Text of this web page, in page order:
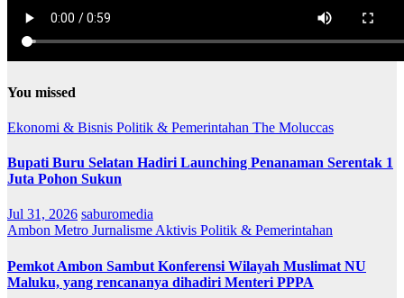
You missed
Ekonomi & Bisnis Politik & Pemerintahan The Moluccas
Bupati Buru Selatan Hadiri Launching Penanaman Serentak 1
Juta Pohon Sukun
Jul 31, 2026 saburomedia
Ambon Metro Jurnalisme Aktivis Politik & Pemerintahan
Pemkot Ambon Sambut Konferensi Wilayah Muslimat NU
Maluku, yang rencananya dihadiri Menteri PPPA